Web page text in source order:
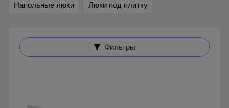
Напольные люки Люки под плитку
Фильтры